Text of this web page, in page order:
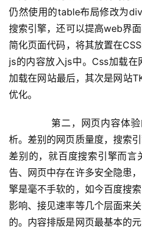
仍然使用的table布局修改为
搜索引擎，还可以提高web界
简化页面代码，将其放置在
js的内容放入js中。Css加载
加载在网站最后，其次是网站
优化。
析。差别的网页质量度，搜索
差别的，就百度搜索引擎而言
告、网页中存在许多安全隐患
擎是毫不手软的，如今百度搜
影响、接见速率等几个层面来
的。内容排版是网页最基本的